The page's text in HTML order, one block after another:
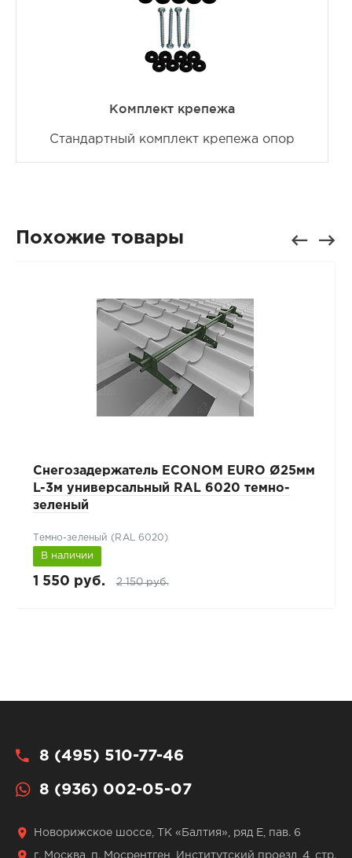
Комплект крепежа
Стандартный комплект крепежа опор
Похожие товары
Снегозадержатель ECONOM EURO Ø25мм
L-3м универсальный RAL 6020 темно-
зеленый
Темно-зеленый (RAL 6020)
В наличии
1 550 руб. 2 150 руб.
8 (495) 510-77-46
8 (936) 002-05-07
Новорижское шоссе, ТК «Балтия», ряд Е, пав. 6
г. Москва, п. Мосрентген, Институтский проезд, 4, стр.